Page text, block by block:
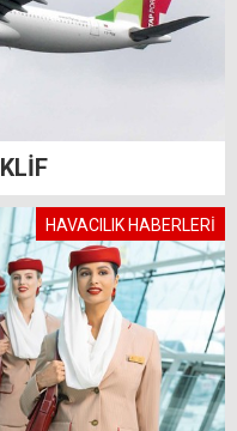
HAVACILIK HABERLERİ